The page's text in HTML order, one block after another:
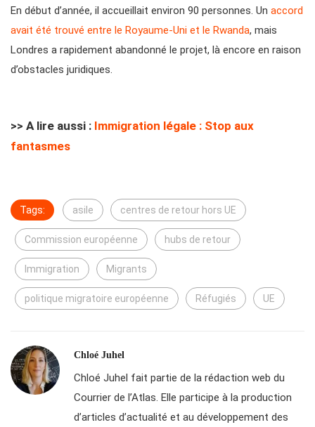
En début d’année, il accueillait environ 90 personnes. Un accord
avait été trouvé entre le Royaume-Uni et le Rwanda, mais
Londres a rapidement abandonné le projet, là encore en raison
d’obstacles juridiques.
>> A lire aussi : Immigration légale : Stop aux
fantasmes
Tags: asile centres de retour hors UE
Commission européenne hubs de retour
Immigration Migrants
politique migratoire européenne Réfugiés UE
Chloé Juhel
Chloé Juhel fait partie de la rédaction web du
Courrier de l’Atlas. Elle participe à la production
d’articles d’actualité et au développement des